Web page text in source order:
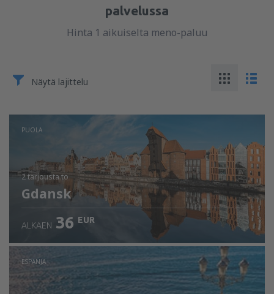
palvelussa
Hinta 1 aikuiselta meno-paluu
Näytä lajittelu
PUOLA
2 tarjousta to
Gdansk
ALKAEN 36 EUR
ESPANJA